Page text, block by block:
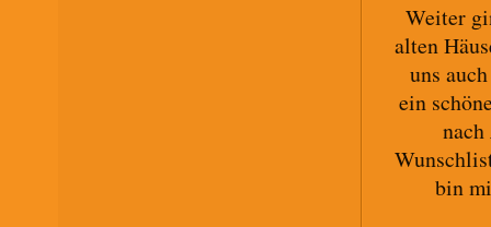
Weiter
alten
uns
ein
nach
bin